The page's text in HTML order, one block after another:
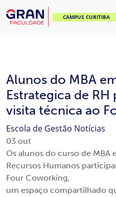
CAMPUS CURITIBA
Alunos do MBA
Estrategica de
visita técnica ao
Escola de Gestão Notícias
03 out
Os alunos do curso de MBA
Recursos Humanos
Four Coworking,
um espaço compartilhado